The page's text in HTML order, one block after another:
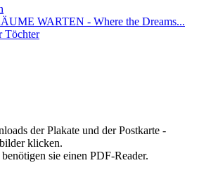
WARTEN - Where the Dreams...
Töchter
der Plakate und der Postkarte -
klicken.
sie einen PDF-Reader.